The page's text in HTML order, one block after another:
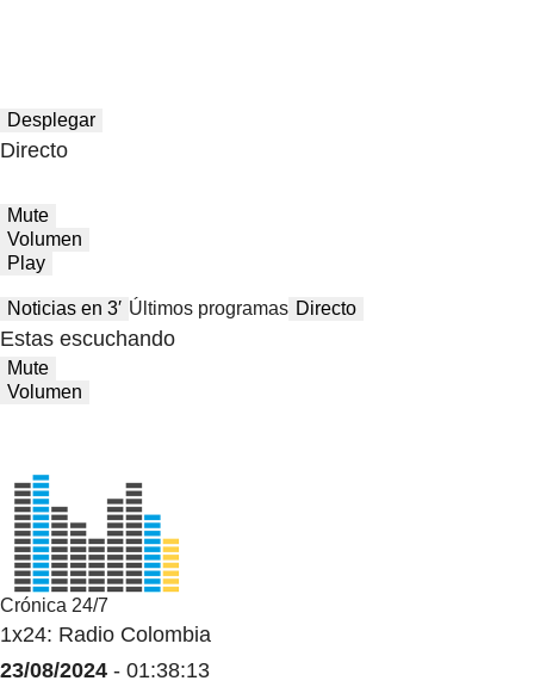
Desplegar
Directo
Mute
Volumen
Play
Noticias en 3′ Últimos programas Directo
Estas escuchando
Mute
Volumen
Crónica 24/7
1x24: Radio Colombia
23/08/2024 - 01:38:13